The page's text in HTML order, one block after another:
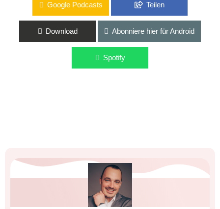
46.000 gründen, 44.000 geben auf
Google Podcasts Teilen
Download Abonniere hier für Android
Spotify